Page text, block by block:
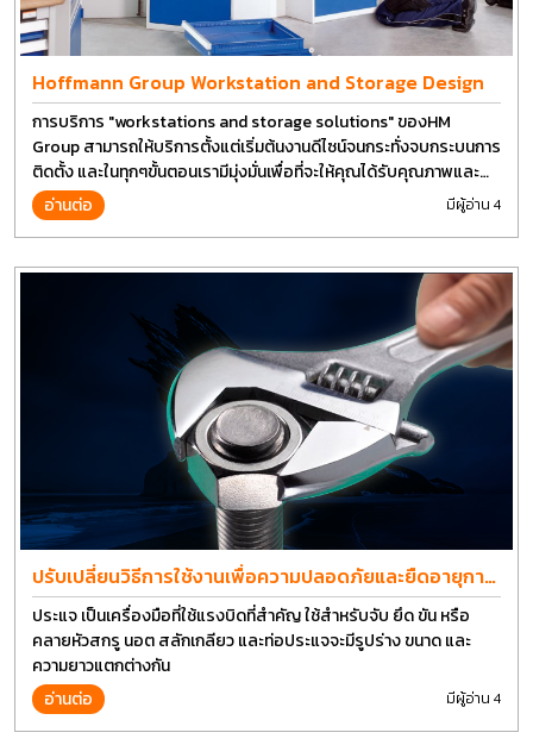
Hoffmann Group Workstation and Storage Design
การบริการ "workstations and storage solutions" ของHM
Group สามารถให้บริการตั้งแต่เริ่มต้นงานดีไซน์จนกระทั่งจบกระบนการ
ติดตั้ง และในทุกๆขั้นตอนเรามีมุ่งมั่นเพื่อที่จะให้คุณได้รับคุณภาพและ
การที่งานที่ดีที่สุด บนต้นทุนที่ดีที่สุดเช่นกัน
อ่านต่อ มีผู้อ่าน 4
ปรับเปลี่ยนวิธีการใช้งานเพื่อความปลอดภัยและยืดอายุการ
ใช้งานประแจได้อีกนาน
ประแจ เป็นเครื่องมือที่ใช้แรงบิดที่สำคัญ ใช้สำหรับจับ ยึด ขัน หรือ
คลายหัวสกรู นอต สลักเกลียว และท่อประแจจะมีรูปร่าง ขนาด และ
ความยาวแตกต่างกัน
อ่านต่อ
มีผู้อ่าน 4